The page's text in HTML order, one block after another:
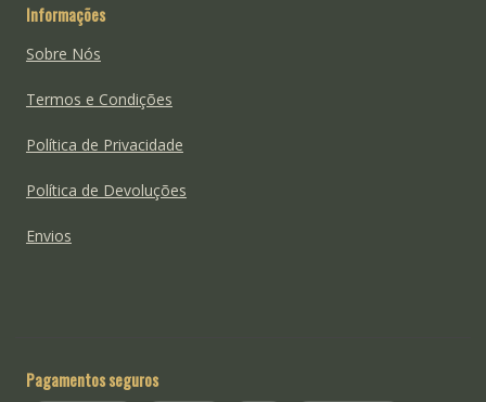
Informações
Sobre Nós
Termos e Condições
Política de Privacidade
Política de Devoluções
Envios
Pagamentos seguros